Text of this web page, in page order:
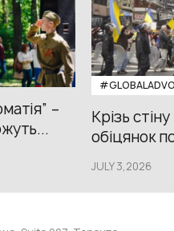
–
Крізь
обіцянок
JULY 3,2026